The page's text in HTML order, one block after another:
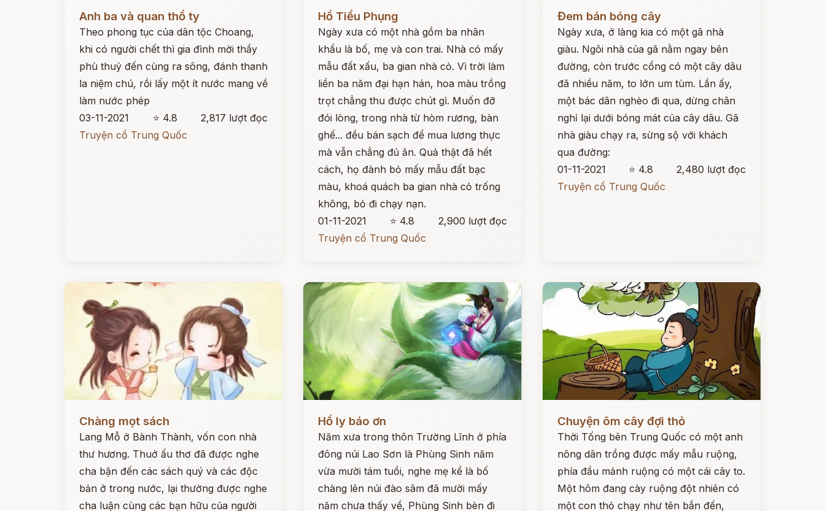
Anh ba và quan thổ ty
Theo phong tục của dân tộc Choang,
khi có người chết thì gia đình mời thầy
phù thuỷ đến cùng ra sông, đánh thanh
la niệm chú, rồi lấy một ít nước mang về
làm nước phép
03-11-2021
⭐ 4.8
2,817 lượt đọc
Truyện cổ Trung Quốc
Đọc ngay
Hồ Tiểu Phụng
Ngày xưa có một nhà gồm ba nhân
khẩu là bố, mẹ và con trai. Nhà có mấy
mẫu đất xấu, ba gian nhà cỏ. Vì trời làm
liền ba năm đại hạn hán, hoa màu trồng
trọt chẳng thu được chút gì. Muốn đỡ
đói lòng, trong nhà từ hòm rương, bàn
ghế... đều bán sạch để mua lương thực
mà vẫn chẳng đủ ăn. Quả thật đã hết
cách, họ đành bỏ mấy mẫu đất bạc
màu, khoá quách ba gian nhà cỏ trống
không, bỏ đi chạy nạn.
01-11-2021
⭐ 4.8
2,900 lượt đọc
Truyện cổ Trung Quốc
Đem bán bóng cây
Ngày xưa, ở làng kia có một gã nhà
giàu. Ngôi nhà của gã nằm ngay bên
đường, còn trước cổng có một cây dâu
đã nhiều năm, to lớn um tùm. Lần ấy,
một bác dân nghèo đi qua, dừng chân
nghỉ lại dưới bóng mát của cây dâu. Gã
nhà giàu chạy ra, sừng sộ với khách
qua đường:
01-11-2021
⭐ 4.8
2,480 lượt đọc
Truyện cổ Trung Quốc
Chàng mọt sách
Lang Mỗ ở Bành Thành, vốn con nhà
thư hương. Thuở ấu thơ đã được nghe
cha bận đến các sách quý và các độc
bản ở trong nước, lại thường được nghe
cha luận cùng các bạn hữu của người
Đọc ngay
Hồ ly báo ơn
Năm xưa trong thôn Trường Lĩnh ở phía
đông núi Lao Sơn là Phùng Sinh năm
vừa mười tám tuổi, nghe mẹ kể là bố
chàng lên núi đào sâm đã mười mấy
năm chưa thấy về, Phùng Sinh bèn đi
Chuyện ôm cây đợi thỏ
Thời Tống bên Trung Quốc có một anh
nông dân trồng được mấy mẫu ruộng,
phía đầu mảnh ruộng có một cái cây to.
Một hôm đang cày ruộng đột nhiên có
một con thỏ chạy như tên bắn đến,